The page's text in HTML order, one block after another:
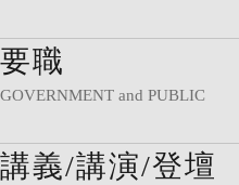
要職
GOVERNMENT and PUBLIC
講義/講演/登壇